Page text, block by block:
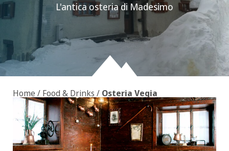
L'antica osteria di Madesimo
Home / Food & Drinks / Osteria Vegia